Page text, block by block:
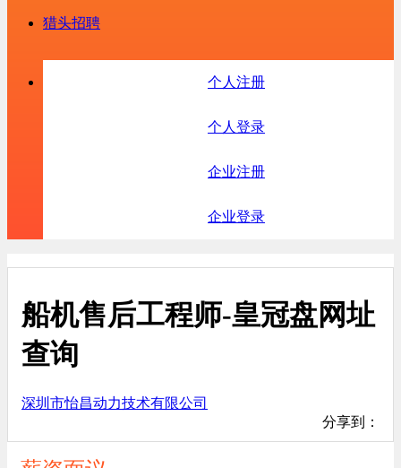
猎头招聘
个人注册
个人登录
企业注册
企业登录
船机售后工程师-皇冠盘网址
查询
深圳市怡昌动力技术有限公司
分享到：